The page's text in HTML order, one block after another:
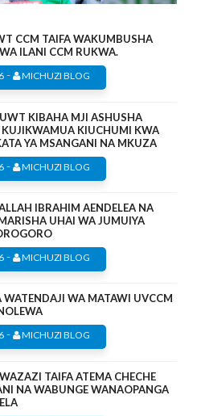
CCM TAIFA WAKUMBUSHA
ILANI CCM RUKWA.
- MICHUZI BLOG
KIBAHA MJI ASHUSHA
KUJIKWAMUA KIUCHUMI KWA
YA MSANGANI NA MKUZA
- MICHUZI BLOG
IBRAHIM AENDELEA NA
UHAI WA JUMUIYA
- MICHUZI BLOG
WA MATAWI UVCCM
- MICHUZI BLOG
TAIFA ATEMA CHECHE
NA WABUNGE WANAOPANGA